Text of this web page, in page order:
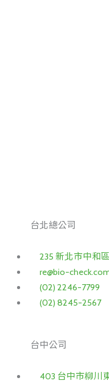
台北總公司
235 新北市中和
re@bio-
(02) 2246-7799
(02) 8245-2567
台中公司
403 台中市柳川